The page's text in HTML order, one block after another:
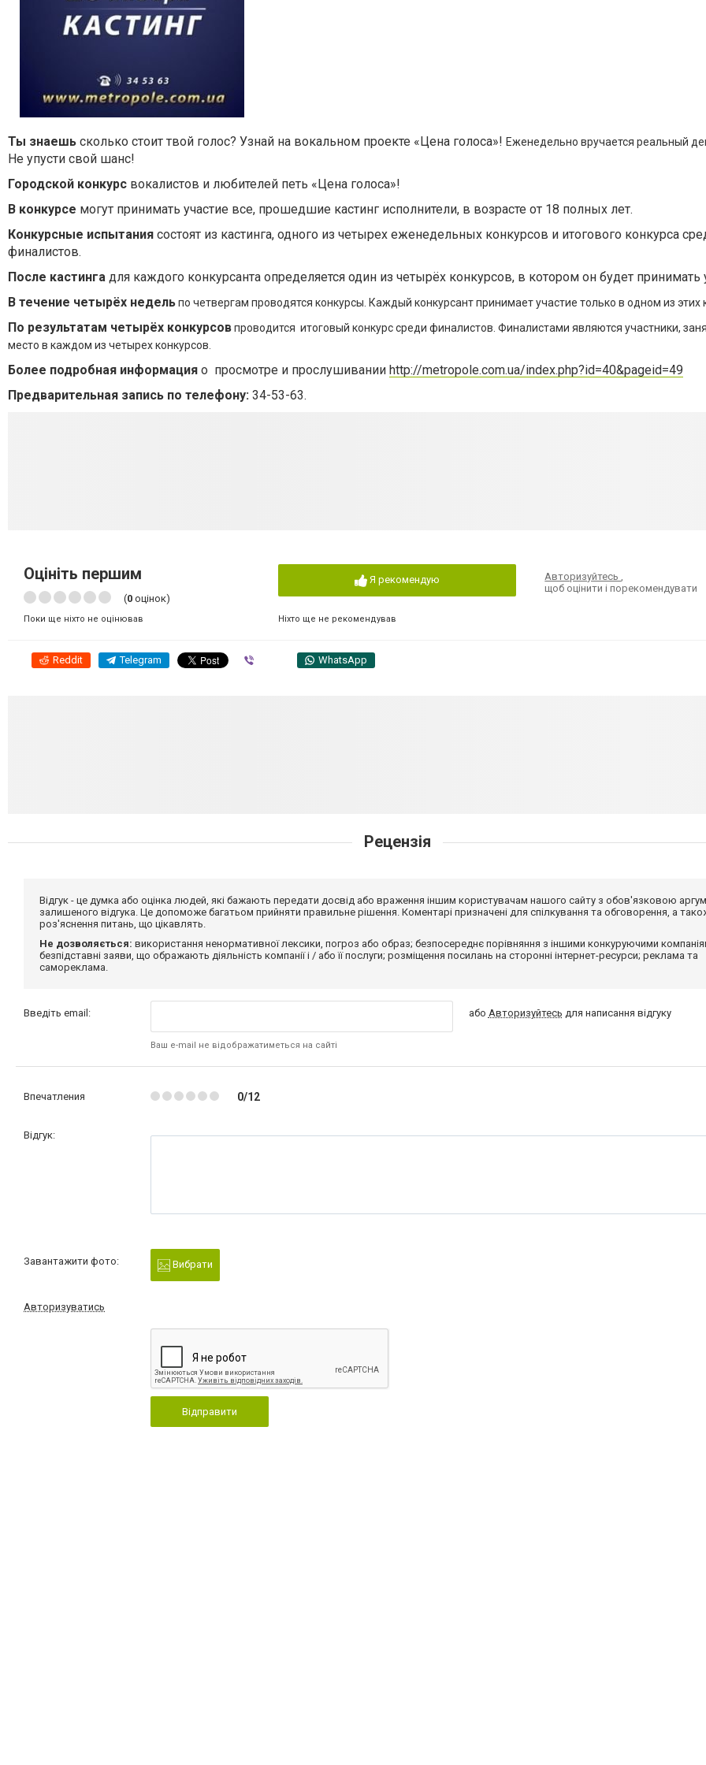
Ты знаешь сколько стоит твой голос? Узнай на вокальном проекте «Цена голоса»! Еженедельно вручается реальный
Не упусти свой шанс!
Городской конкурс вокалистов и любителей петь «Цена голоса»!
В конкурсе могут принимать участие все, прошедшие кастинг исполнители, в возрасте от 18 полных лет.
Конкурсные испытания состоят из кастинга, одного из четырех еженедельных конкурсов и итогового конкурса
финалистов.
После кастинга для каждого конкурсанта определяется один из четырёх конкурсов, в котором он будет принимать
В течение четырёх недельпо четвергам проводятся конкурсы. Каждый конкурсант принимает участие только в одном из этих
По результатам четырёх конкурсовпроводится итоговый конкурс среди финалистов. Финалистами являются участники,
место в каждом из четырех конкурсов.
Более подробная информация о просмотре и прослушивании http://metropole.com.ua/index.php?id=40&pageid=49
Предварительная запись по телефону: 34-53-63.
Оцініть першим
(0 оцінок)
Поки ще ніхто не оцінював
Я рекомендую
Ніхто ще не рекомендував
Авторизуйтесь,
щоб оцінити і порекомендувати
Reddit Telegram WhatsApp
Рецензія
Відгук - це думка або оцінка людей, які бажають передати досвід або враження іншим користувачам нашого сайту з обов'язковою
залишеного відгука. Це допоможе багатьом прийняти правильне рішення. Коментарі призначені для спілкування та обговорення, а
роз'яснення питань, що цікавлять.
Не дозволяється: використання ненормативної лексики, погроз або образ; безпосереднє порівняння з іншими конкуруючими
безпідставні заяви, що ображають діяльність компанії і / або її послуги; розміщення посилань на сторонні інтернет-ресурси; реклама та
самореклама.
Введіть email:
Ваш e-mail не відображатиметься на сайті
або Авторизуйтесь для написання відгуку
Впечатления 0/12
Відгук:
Завантажити фото: Вибрати
Авторизуватись
Відправити